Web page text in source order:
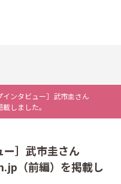
インタビュー］武市圭さん
しました。
ー］武市圭さん
（前編）を掲載し